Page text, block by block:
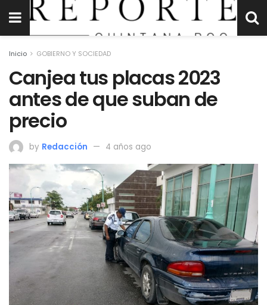
Inicio GOBIERNO Y SOCIEDAD
Canjea tus placas 2023
antes de que suban de
precio
by Redacción 4 años ago